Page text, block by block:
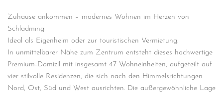
Zuhause ankommen – modernes Wohnen im Herzen von
Schladming
Ideal als Eigenheim oder zur touristischen Vermietung.
In unmittelbarer Nähe zum Zentrum entsteht dieses hochwertige
Premium-Domizil mit insgesamt 47 Wohneinheiten, aufgeteilt auf
vier stilvolle Residenzen, die sich nach den Himmelsrichtungen
Nord, Ost, Süd und West ausrichten. Die außergewöhnliche Lage